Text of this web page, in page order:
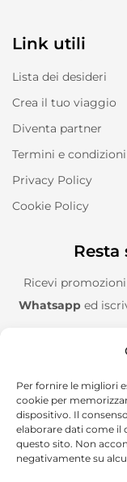
Per fornire le migliori
cookie per
dispositivo. Il
elaborare dati come il
questo sito. Non
negativamente su
Link utili
Lista dei desideri
Crea il tuo viaggio
Diventa partner
Termini e condizioni
Privacy Policy
Cookie Policy
Ricevi
Whatsapp ed